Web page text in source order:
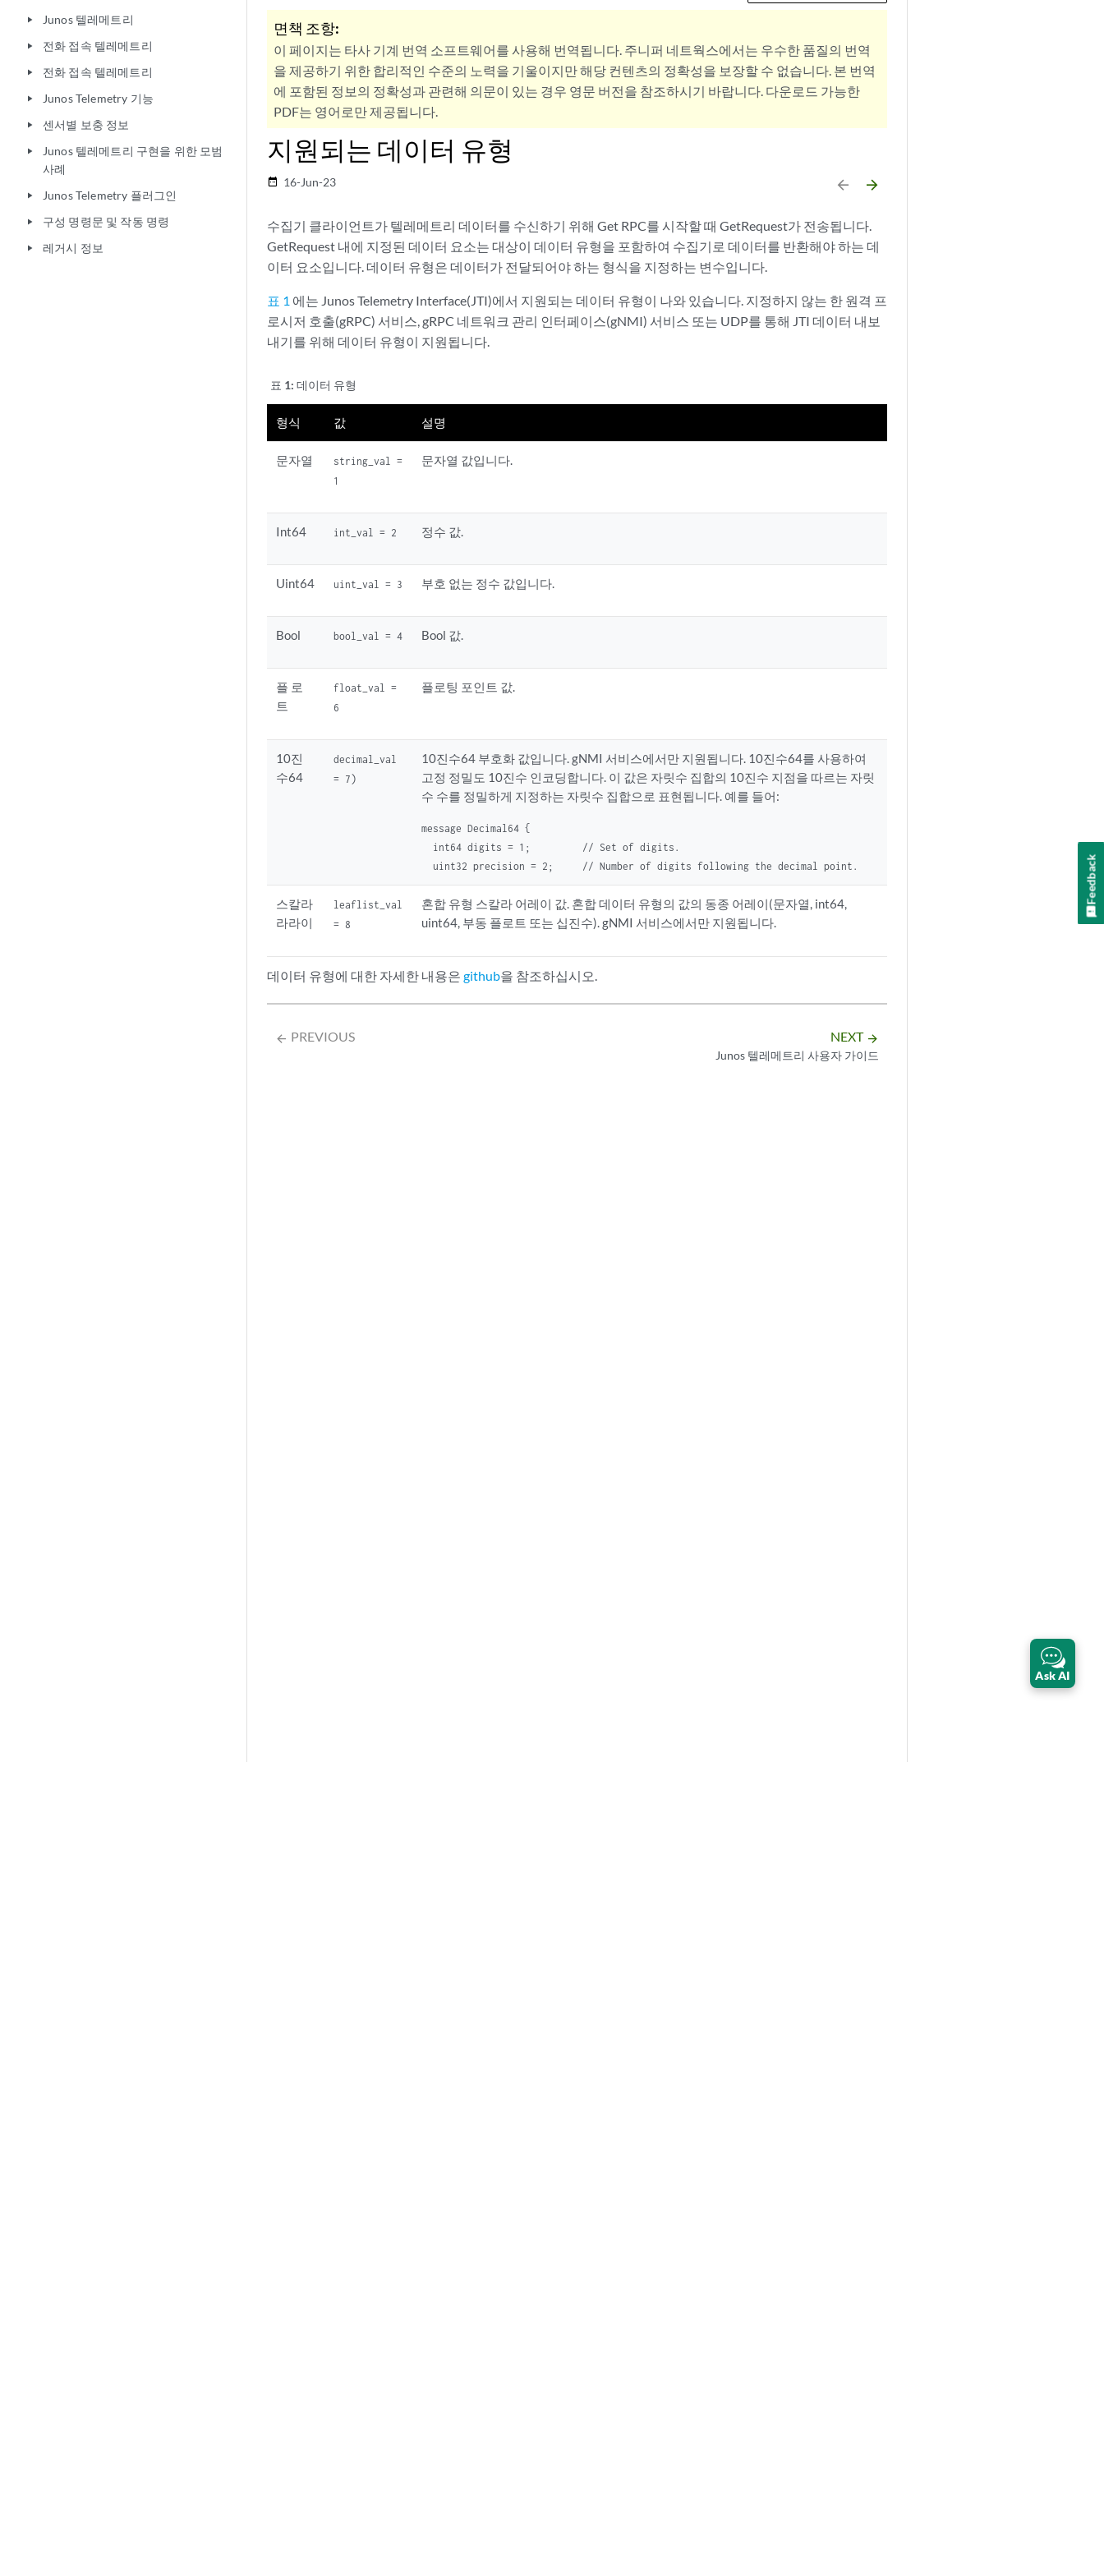
play_arrow Junos 텔레메트리
play_arrow 전화 접속 텔레메트리
play_arrow 전화 접속 텔레메트리
play_arrow Junos Telemetry 기능
play_arrow 센서별 보충 정보
play_arrow
Junos 텔레메트리 구현을 위한 모범
사례
play_arrow Junos Telemetry 플러그인
play_arrow 구성 명령문 및 작동 명령
play_arrow 레거시 정보
면책 조항:
이 페이지는 타사 기계 번역 소프트웨어를 사용해 번역됩니다. 주니퍼 네트웍스에서는 우수한 품질의 번역
을 제공하기 위한 합리적인 수준의 노력을 기울이지만 해당 컨텐츠의 정확성을 보장할 수 없습니다. 본 번역
에 포함된 정보의 정확성과 관련해 의문이 있는 경우 영문 버전을 참조하시기 바랍니다. 다운로드 가능한
PDF는 영어로만 제공됩니다.
지원되는 데이터 유형
date_range 16-Jun-23 arrow_backward arrow_forward
수집기 클라이언트가 텔레메트리 데이터를 수신하기 위해 Get RPC를 시작할 때 GetRequest가 전송됩니다.
GetRequest 내에 지정된 데이터 요소는 대상이 데이터 유형을 포함하여 수집기로 데이터를 반환해야 하는 데
이터 요소입니다. 데이터 유형은 데이터가 전달되어야 하는 형식을 지정하는 변수입니다.
표 1 에는 Junos Telemetry Interface(JTI)에서 지원되는 데이터 유형이 나와 있습니다. 지정하지 않는 한 원격 프
로시저 호출(gRPC) 서비스, gRPC 네트워크 관리 인터페이스(gNMI) 서비스 또는 UDP를 통해 JTI 데이터 내보
내기를 위해 데이터 유형이 지원됩니다.
표 1: 데이터 유형
형식 값 설명
문자열
string_val =
1
문자열 값입니다.
Int64 int_val = 2 정수 값.
Uint64 uint_val = 3 부호 없는 정수 값입니다.
Bool bool_val = 4 Bool 값.
플 로
트
float_val =
6
플로팅 포인트 값.
10진
수64
decimal_val
= 7)
10진수64 부호화 값입니다. gNMI 서비스에서만 지원됩니다. 10진수64를 사용하여
고정 정밀도 10진수 인코딩합니다. 이 값은 자릿수 집합의 10진수 지점을 따르는 자릿
수 수를 정밀하게 지정하는 자릿수 집합으로 표현됩니다. 예를 들어:
message Decimal64 {
  int64 digits = 1;         // Set of digits.
  uint32 precision = 2;     // Number of digits following the decimal point.
스칼라
라라이
leaflist_val
= 8
혼합 유형 스칼라 어레이 값. 혼합 데이터 유형의 값의 동종 어레이(문자열, int64,
uint64, 부동 플로트 또는 십진수). gNMI 서비스에서만 지원됩니다.
데이터 유형에 대한 자세한 내용은 github을 참조하십시오.
arrow_backward PREVIOUS NEXT arrow_forward
Junos 텔레메트리 사용자 가이드
Ask AI
Feedback